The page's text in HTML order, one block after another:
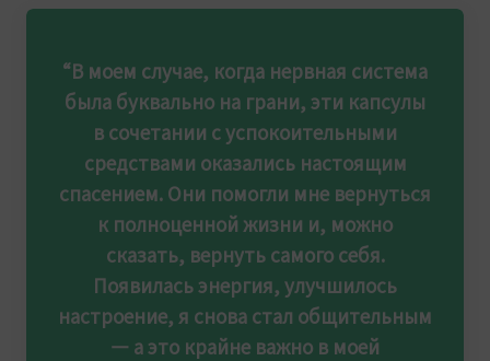
“В моем случае, когда нервная система
была буквально на грани, эти капсулы
в сочетании с успокоительными
средствами оказались настоящим
спасением. Они помогли мне вернуться
к полноценной жизни и, можно
сказать, вернуть самого себя.
Появилась энергия, улучшилось
настроение, я снова стал общительным
— а это крайне важно в моей